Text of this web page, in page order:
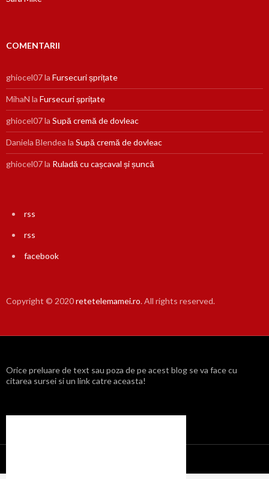
COMENTARII
ghiocel07la Fursecuri șprițate
MihaN la Fursecuri șprițate
ghiocel07la Supă cremă de dovleac
Daniela Blendea la Supă cremă de dovleac
ghiocel07la Ruladă cu cașcaval și șuncă
rss
rss
facebook
Copyright © 2020retetelemamei.ro. All rights reserved.
Orice preluare de text sau poza de pe acest blog se va face cu
citarea sursei si un link catre aceasta!